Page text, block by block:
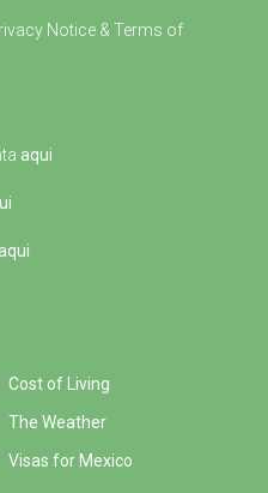
Notice & Terms of
aqui
aqui
Cost of Living
The Weather
Visas for Mexico